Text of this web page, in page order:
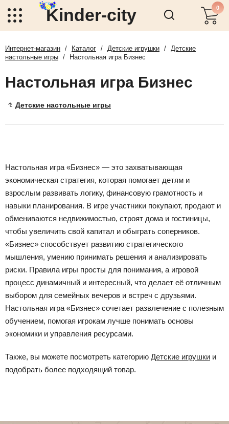
Kinder-city 0
Интернет-магазин / Каталог / Детские игрушки / Детские
настольные игры / Настольная игра Бизнес
Настольная игра Бизнес
Детские настольные игры
Настольная игра «Бизнес» — это захватывающая
экономическая стратегия, которая помогает детям и
взрослым развивать логику, финансовую грамотность и
навыки планирования. В игре участники покупают, продают и
обмениваются недвижимостью, строят дома и гостиницы,
чтобы увеличить свой капитал и обыграть соперников.
«Бизнес» способствует развитию стратегического
мышления, умению принимать решения и анализировать
риски. Правила игры просты для понимания, а игровой
процесс динамичный и интересный, что делает её отличным
выбором для семейных вечеров и встреч с друзьями.
Настольная игра «Бизнес» сочетает развлечение с полезным
обучением, помогая игрокам лучше понимать основы
экономики и управления ресурсами.
Также, вы можете посмотреть категорию Детские игрушки и
подобрать более подходящий товар.